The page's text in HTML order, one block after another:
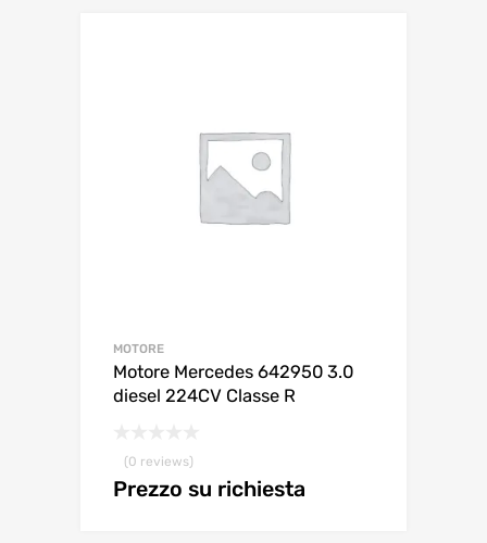
MOTORE
Motore Mercedes 642950 3.0
diesel 224CV Classe R
(0 reviews)
Prezzo su richiesta